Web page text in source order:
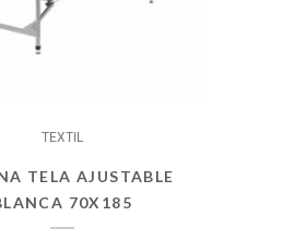
TEXTIL
TELA AJUSTABLE
70X185